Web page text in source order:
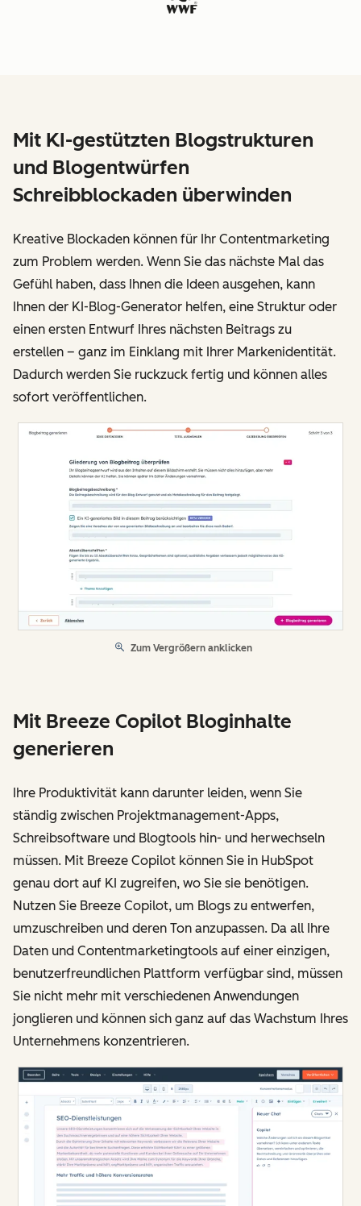
Mit KI-gestützten Blogstrukturen
und Blogentwürfen
Schreibblockaden überwinden
Kreative Blockaden können für Ihr Contentmarketing
zum Problem werden. Wenn Sie das nächste Mal das
Gefühl haben, dass Ihnen die Ideen ausgehen, kann
Ihnen der KI-Blog-Generator helfen, eine Struktur oder
einen ersten Entwurf Ihres nächsten Beitrags zu
erstellen – ganz im Einklang mit Ihrer Markenidentität.
Dadurch werden Sie ruckzuck fertig und können alles
sofort veröffentlichen.
Zum Vergrößern anklicken
Mit Breeze Copilot Bloginhalte
generieren
Ihre Produktivität kann darunter leiden, wenn Sie
ständig zwischen Projektmanagement-Apps,
Schreibsoftware und Blogtools hin- und herwechseln
müssen. Mit Breeze Copilot können Sie in HubSpot
genau dort auf KI zugreifen, wo Sie sie benötigen.
Nutzen Sie Breeze Copilot, um Blogs zu entwerfen,
umzuschreiben und deren Ton anzupassen. Da all Ihre
Daten und Contentmarketingtools auf einer einzigen,
benutzerfreundlichen Plattform verfügbar sind, müssen
Sie nicht mehr mit verschiedenen Anwendungen
jonglieren und können sich ganz auf das Wachstum Ihres
Unternehmens konzentrieren.